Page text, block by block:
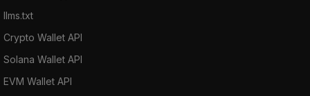
llms.txt
Crypto Wallet API
Solana Wallet API
EVM Wallet API